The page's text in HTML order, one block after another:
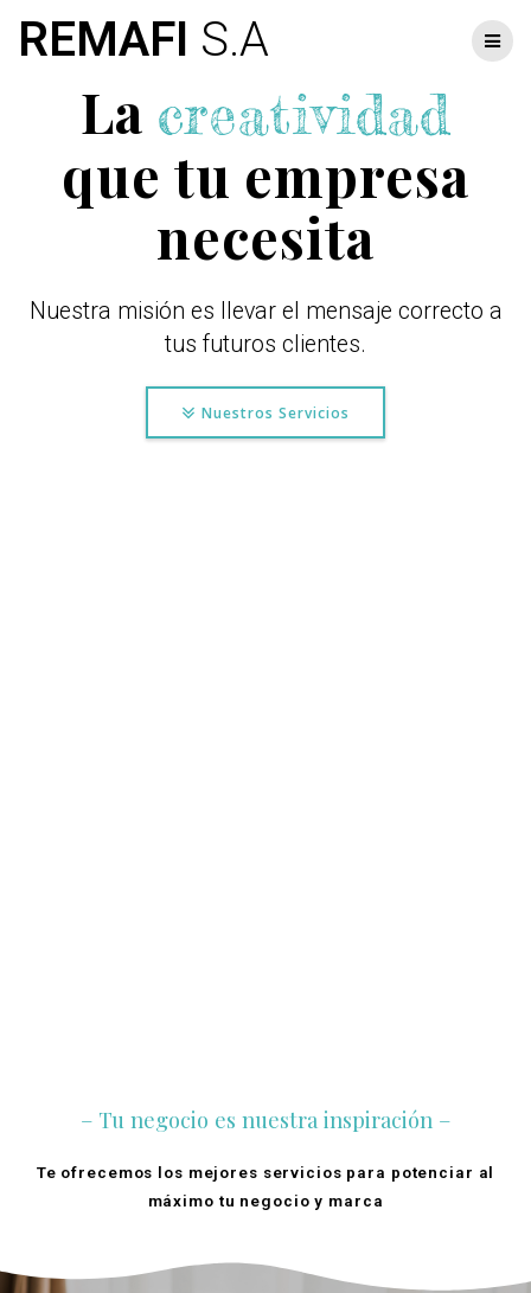
content
REMAFI S.A
La creatividad
que tu empresa
necesita
Nuestra misión es llevar el mensaje correcto a
tus futuros clientes.
Nuestros Servicios
– Tu negocio es nuestra inspiración –
Te ofrecemos los mejores servicios para potenciar al
máximo tu negocio y marca